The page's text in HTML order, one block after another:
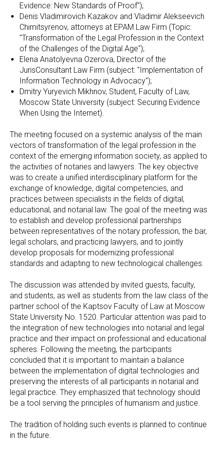
Evidence: New Standards of Proof");
Denis Vladimirovich Kazakov and Vladimir Alekseevich
Chimitsyrenov, attorneys at EPAM Law Firm (Topic:
"Transformation of the Legal Profession in the Context
of the Challenges of the Digital Age");
Elena Anatolyevna Ozerova, Director of the
JurisConsultant Law Firm (subject: "Implementation of
Information Technology in Advocacy");
Dmitry Yuryevich Mikhnov, Student, Faculty of Law,
Moscow State University (subject: Securing Evidence
When Using the Internet).
The meeting focused on a systemic analysis of the main
vectors of transformation of the legal profession in the
context of the emerging information society, as applied to
the activities of notaries and lawyers. The key objective
was to create a unified interdisciplinary platform for the
exchange of knowledge, digital competencies, and
practices between specialists in the fields of digital,
educational, and notarial law. The goal of the meeting was
to establish and develop professional partnerships
between representatives of the notary profession, the bar,
legal scholars, and practicing lawyers, and to jointly
develop proposals for modernizing professional
standards and adapting to new technological challenges.
The discussion was attended by invited guests, faculty,
and students, as well as students from the law class of the
partner school of the Kaptsov Faculty of Law at Moscow
State University No. 1520. Particular attention was paid to
the integration of new technologies into notarial and legal
practice and their impact on professional and educational
spheres. Following the meeting, the participants
concluded that it is important to maintain a balance
between the implementation of digital technologies and
preserving the interests of all participants in notarial and
legal practice. They emphasized that technology should
be a tool serving the principles of humanism and justice.
The tradition of holding such events is planned to continue
in the future.